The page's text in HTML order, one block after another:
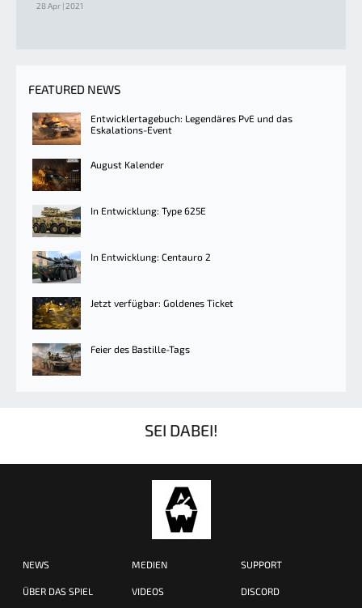
28 Apr | 2021
FEATURED NEWS
Entwicklertagebuch: Legendäres PvE und das
Eskalations-Event
August Kalender
In Entwicklung: Type 625E
In Entwicklung: Centauro 2
Jetzt verfügbar: Goldenes Ticket
Feier des Bastille-Tags
SEI DABEI!
NEWS
ÜBER DAS SPIEL
MEDIEN
VIDEOS
SUPPORT
DISCORD